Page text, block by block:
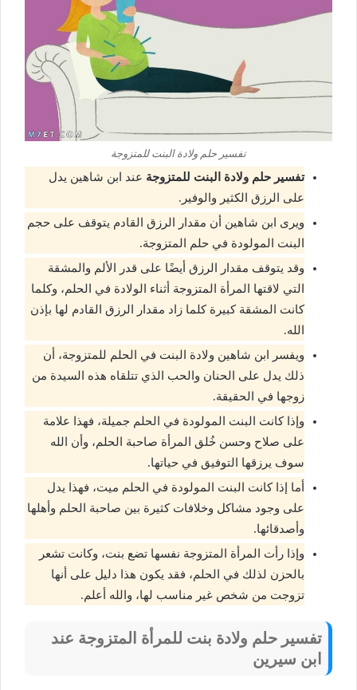
تفسير حلم ولادة البنت للمتزوجة
تفسير حلم ولادة البنت للمتزوجة عند ابن شاهين يدل
على الرزق الكثير والوفير.
ويرى ابن شاهين أن مقدار الرزق القادم يتوقف على حجم
البنت المولودة في حلم المتزوجة.
وقد يتوقف مقدار الرزق أيضًا على قدر الألم والمشقة
التي لاقتها المرأة المتزوجة أثناء الولادة في الحلم، وكلما
كانت المشقة كبيرة كلما زاد مقدار الرزق القادم لها بإذن
الله.
ويفسر ابن شاهين ولادة البنت في الحلم للمتزوجة، أن
ذلك يدل على الحنان والحب الذي تتلقاه هذه السيدة من
زوجها في الحقيقة.
وإذا كانت البنت المولودة في الحلم جميلة، فهذا علامة
على صلاح وحسن خُلق المرأة صاحبة الحلم، وأن الله
سوف يرزقها التوفيق في حياتها.
أما إذا كانت البنت المولودة في الحلم ميت، فهذا يدل
على وجود مشاكل وخلافات كثيرة بين صاحبة الحلم وأهلها
وأصدقائها.
وإذا رأت المرأة المتزوجة نفسها تضع بنت، وكانت تشعر
بالحزن لذلك في الحلم، فقد يكون هذا دليل على أنها
تزوجت من شخص غير مناسب لها، والله أعلم.
تفسير حلم ولادة بنت للمرأة المتزوجة عند
ابن سيرين